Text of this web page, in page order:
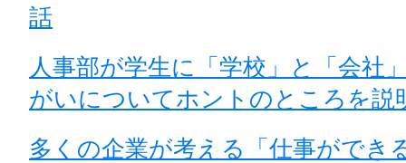
話
人事部が学生に「学校」と「会社
がいについてホントのところを説
多くの企業が考える「仕事ができ